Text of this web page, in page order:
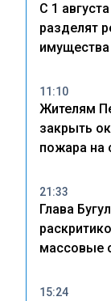
С 1
разделят
имущества
11:10
Жителям
закрыть
пожара на
21:33
Глава
массовые
15:24